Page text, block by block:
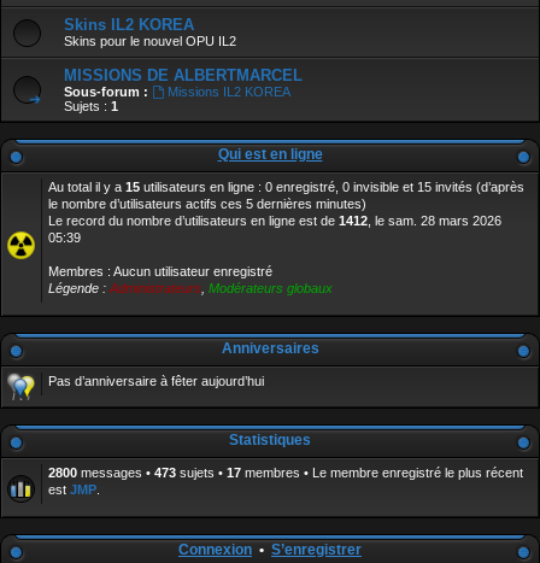
Skins IL2 KOREA
Skins pour le nouvel OPU IL2
MISSIONS DE ALBERTMARCEL
Sous-forum :
Missions IL2 KOREA
Sujets : 1
Qui est en ligne
Au total il y a 15 utilisateurs en ligne : 0 enregistré, 0 invisible et 15 invités (d’après
le nombre d’utilisateurs actifs ces 5 dernières minutes)
Le record du nombre d’utilisateurs en ligne est de 1412 , le sam. 28 mars 2026
05:39
Membres : Aucun utilisateur enregistré
Légende : Administrateurs Modérateurs globaux
Anniversaires
Pas d’anniversaire à fêter aujourd’hui
Statistiques
2800 messages • 473 sujets • 17 membres • Le membre enregistré le plus récent
est JMP
Connexion • S’enregistrer